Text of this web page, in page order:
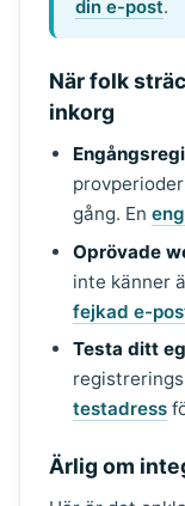
din e-post.
När folk
inkorg
gång. En
Oprövade
inte känner
fejkad e-
Testa ditt
testadress
Ärlig om